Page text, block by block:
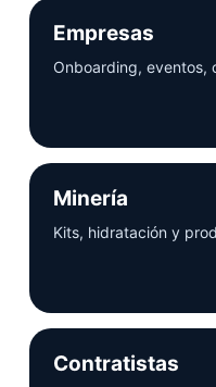
Empresas
Onboarding, eventos,
Minería
Kits, hidratación y
Contratistas